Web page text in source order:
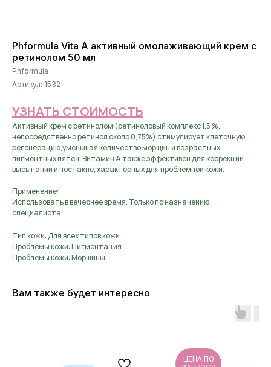
Phformula Vita A активный омолаживающий крем с
ретинолом 50 мл
Phformula
Артикул: 1532
УЗНАТЬ СТОИМОСТЬ
Активный крем с ретинолом (ретиноловый комплекс 1,5 %,
непосредственно ретинол около 0,75%) стимулирует клеточную
регенерацию,уменьшая количество морщин и возрастных
пигментных пятен. Витамин А также эффективен для коррекции
высыпаний и постакне, характерных для проблемной кожи.
Применение:
Использовать в вечернее время. Только по назначению
специалиста.
Тип кожи: Для всех типов кожи
Проблемы кожи: Пигментация
Проблемы кожи: Морщины
Вам также будет интересно
ЦЕНА ПО